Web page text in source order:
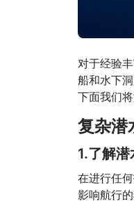
对于经验
船和水下
下面我们
复杂潜
1.了解
在进行任
影响航行